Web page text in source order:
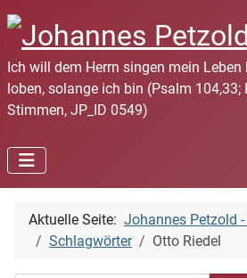
Ich will dem Herrn singen mein
loben, solange ich bin (Psalm 104,33;
Stimmen, JP_ID 0549)
Aktuelle Seite: Johannes Petzold
Schlagwörter
Otto Riedel